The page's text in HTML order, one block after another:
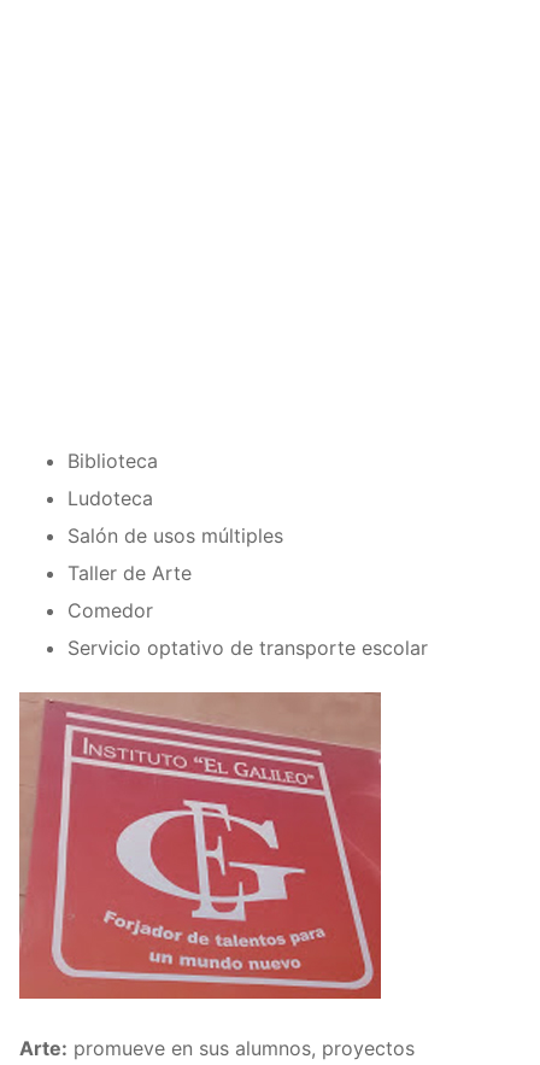
Biblioteca
Ludoteca
Salón de usos múltiples
Taller de Arte
Comedor
Servicio optativo de transporte escolar
Arte: promueve en sus alumnos, proyectos